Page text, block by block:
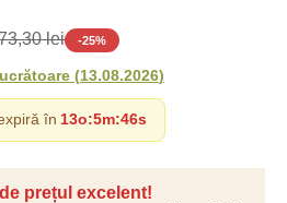
prețul excelent!
lei -25%
(13.08.2026)
în 13o:5m:45s